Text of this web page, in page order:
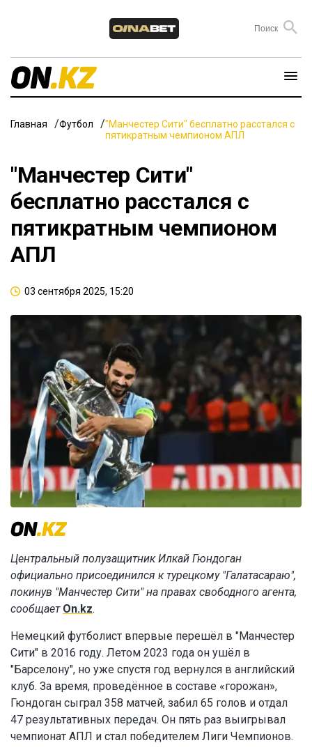
Главная Футбол
"Манчестер Сити" бесплатно расстался с
пятикратным чемпионом АПЛ
"Манчестер Сити"
бесплатно расстался с
пятикратным чемпионом
АПЛ
03 сентября 2025, 15:20
Центральный полузащитник Илкай Гюндоган
официально присоединился к турецкому "Галатасараю",
покинув "Манчестер Сити" на правах свободного агента,
сообщает On.kz.
Немецкий футболист впервые перешёл в "Манчестер
Сити" в 2016 году. Летом 2023 года он ушёл в
"Барселону", но уже спустя год вернулся в английский
клуб. За время, проведённое в составе «горожан»,
Гюндоган сыграл 358 матчей, забил 65 голов и отдал
47 результативных передач. Он пять раз выигрывал
чемпионат АПЛ и стал победителем Лиги Чемпионов.